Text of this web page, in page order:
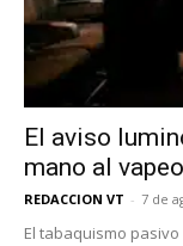
El aviso
mano al vapeo
REDACCION VT - 7 de
El tabaquismo